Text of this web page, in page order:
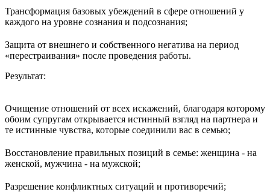
Трансформация базовых убеждений в сфере отношений у
каждого на уровне сознания и подсознания;
Защита от внешнего и собственного негатива на период
«перестраивания» после проведения работы.
Результат:
Очищение отношений от всех искажений, благодаря которому
обоим супругам открывается истинный взгляд на партнера и
те истинные чувства, которые соединили вас в семью;
Восстановление правильных позиций в семье: женщина - на
женской, мужчина - на мужской;
Разрешение конфликтных ситуаций и противоречий;